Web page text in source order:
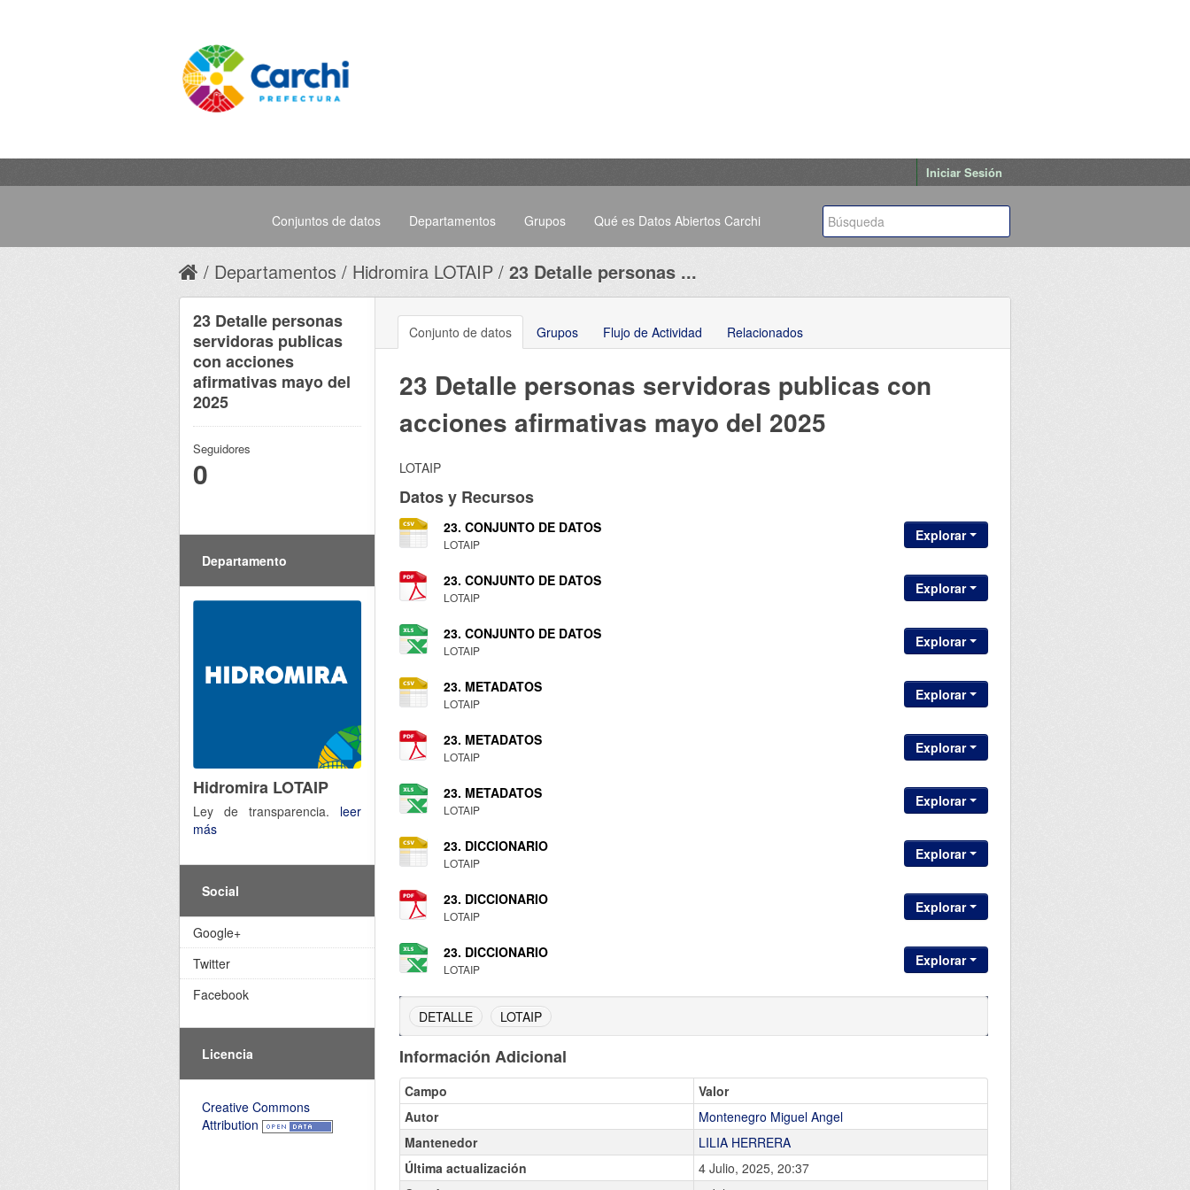
Iniciar Sesión
Conjuntos de datos Departamentos Grupos Qué es Datos Abiertos Carchi
Departamentos Hidromira LOTAIP 23 Detalle personas ...
Conjunto de datos Grupos Flujo de Actividad Relacionados
23 Detalle personas servidoras publicas con
acciones afirmativas mayo del 2025
LOTAIP
Datos y Recursos
23. CONJUNTO DE DATOS
LOTAIP
Explorar
23. CONJUNTO DE DATOS
LOTAIP
Explorar
23. CONJUNTO DE DATOS
LOTAIP
Explorar
23. METADATOS
LOTAIP
Explorar
23. METADATOS
LOTAIP
Explorar
23. METADATOS
LOTAIP
Explorar
23. DICCIONARIO
LOTAIP
Explorar
23. DICCIONARIO
LOTAIP
Explorar
23. DICCIONARIO
LOTAIP
Explorar
DETALLE LOTAIP
Información Adicional
Campo
Valor
Autor
Montenegro Miguel Angel
Mantenedor
LILIA HERRERA
Última actualización
4 Julio, 2025, 20:37
23 Detalle personas
servidoras publicas
con acciones
afirmativas mayo del
2025
Seguidores
0
Departamento
Hidromira LOTAIP
Ley de transparencia. leer
más
Social
Google+
Twitter
Facebook
Licencia
Creative Commons
Attribution